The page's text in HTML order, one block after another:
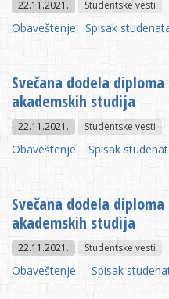
22.11.2021. Studentske vesti
Obaveštenje Spisak
Svečana dodela
akademskih studija
22.11.2021. Studentske vesti
Obaveštenje Spisak
Svečana dodela
akademskih studija
22.11.2021. Studentske vesti
Obaveštenje Spisak